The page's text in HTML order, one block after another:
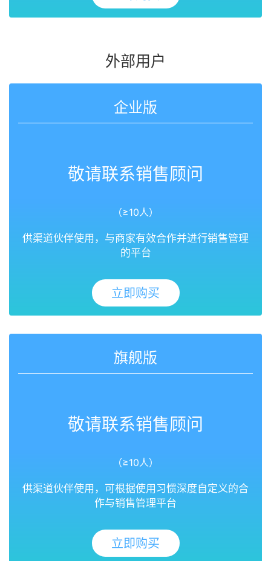
外部用户
企业版
敬请联系销售顾问
（≥10人）
供渠道伙伴使用，与商家有效合作并进行销售管理
的平台
立即购买
旗舰版
敬请联系销售顾问
（≥10人）
供渠道伙伴使用，可根据使用习惯深度自定义的合
作与销售管理平台
立即购买